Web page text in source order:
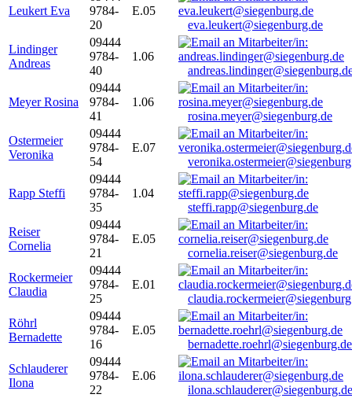
Leukert Eva
9784-
20
E.05
eva.leukert@siegenburg.de
Lindinger
Andreas
09444
9784-
40
1.06
Meyer Rosina
09444
9784-
41
1.06
rosina.meyer@siegenburg.de
Ostermeier
Veronika
09444
9784-
54
E.07
Rapp Steffi
09444
9784-
35
1.04
steffi.rapp@siegenburg.de
Reiser
Cornelia
09444
9784-
21
E.05
cornelia.reiser@siegenburg.de
Rockermeier
Claudia
09444
9784-
25
E.01
Röhrl
Bernadette
09444
9784-
16
E.05
bernadette.roehrl@siegenburg.de
Schlauderer
Ilona
09444
9784-
22
E.06
ilona.schlauderer@siegenburg.de